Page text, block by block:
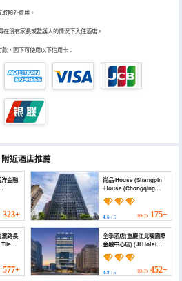
額外費用。
在沒有家長或監護人的情況下入住酒店。
，閣下可使用以下信用卡：
附近酒店推薦
金融
323+
尚品·House (Shangpin
·House (Chongqing
Beibin Road Branch))
4.6/ 5 HKD 175+
路長
577+
全季酒店(重慶江北嘴國際
金融中心店) (Ji Hotel
(Chongqing Jiangbeizui
International Finance
Center))
4.8/ 5 HKD 452+